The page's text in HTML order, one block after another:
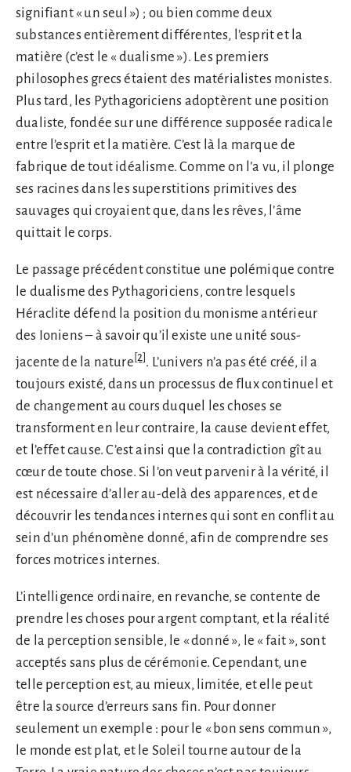
signifiant « un seul ») ; ou bien comme deux
substances entièrement différentes, l’esprit et la
matière (c’est le « dualisme »). Les premiers
philosophes grecs étaient des matérialistes monistes.
Plus tard, les Pythagoriciens adoptèrent une position
dualiste, fondée sur une différence supposée radicale
entre l’esprit et la matière. C’est là la marque de
fabrique de tout idéalisme. Comme on l’a vu, il plonge
ses racines dans les superstitions primitives des
sauvages qui croyaient que, dans les rêves, l’âme
quittait le corps.
Le passage précédent constitue une polémique contre
le dualisme des Pythagoriciens, contre lesquels
Héraclite défend la position du monisme antérieur
des Ioniens – à savoir qu’il existe une unité sous-
jacente de la nature [2] . L’univers n’a pas été créé, il a
toujours existé, dans un processus de flux continuel et
de changement au cours duquel les choses se
transforment en leur contraire, la cause devient effet,
et l’effet cause. C’est ainsi que la contradiction gît au
cœur de toute chose. Si l’on veut parvenir à la vérité, il
est nécessaire d’aller au-delà des apparences, et de
découvrir les tendances internes qui sont en conflit au
sein d’un phénomène donné, afin de comprendre ses
forces motrices internes.
L’intelligence ordinaire, en revanche, se contente de
prendre les choses pour argent comptant, et la réalité
de la perception sensible, le « donné », le « fait », sont
acceptés sans plus de cérémonie. Cependant, une
telle perception est, au mieux, limitée, et elle peut
être la source d’erreurs sans fin. Pour donner
seulement un exemple : pour le « bon sens commun »,
le monde est plat, et le Soleil tourne autour de la